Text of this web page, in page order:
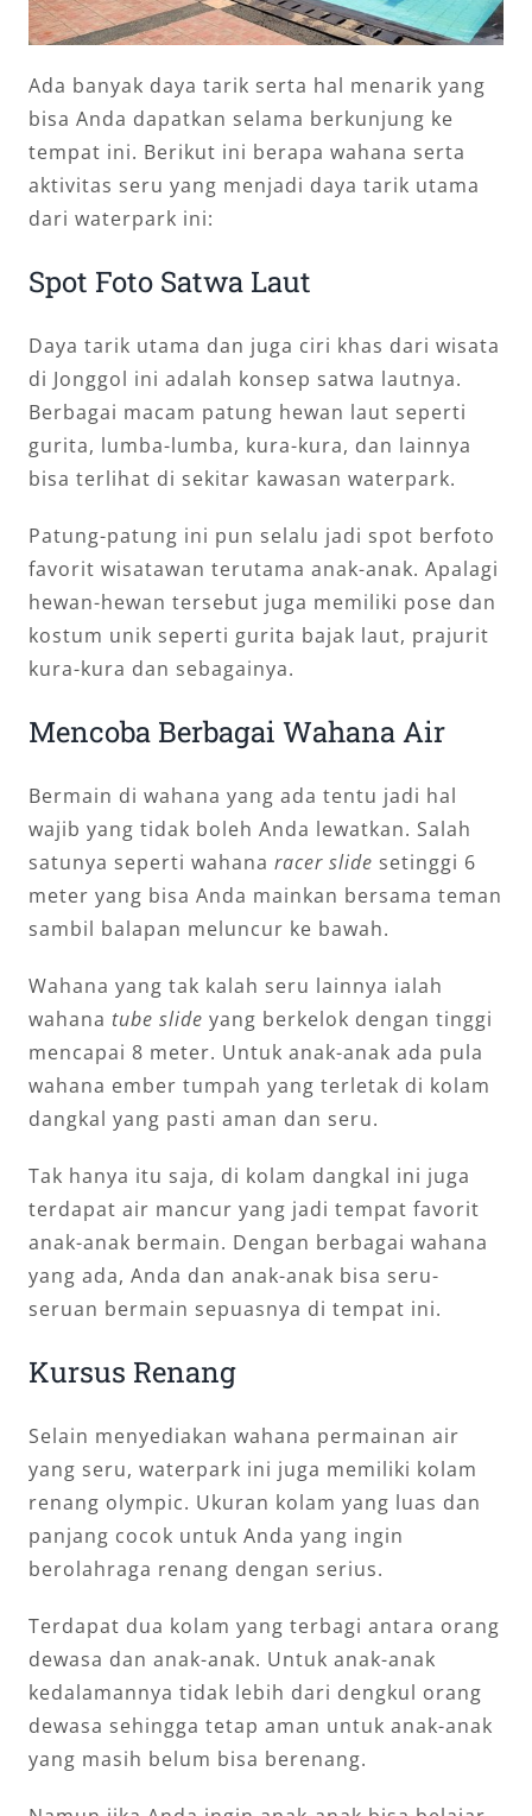
Ada banyak daya tarik serta hal menarik yang
bisa Anda dapatkan selama berkunjung ke
tempat ini. Berikut ini berapa wahana serta
aktivitas seru yang menjadi daya tarik utama
dari waterpark ini:
Spot Foto Satwa Laut
Daya tarik utama dan juga ciri khas dari wisata
di Jonggol ini adalah konsep satwa lautnya.
Berbagai macam patung hewan laut seperti
gurita, lumba-lumba, kura-kura, dan lainnya
bisa terlihat di sekitar kawasan waterpark.
Patung-patung ini pun selalu jadi spot berfoto
favorit wisatawan terutama anak-anak. Apalagi
hewan-hewan tersebut juga memiliki pose dan
kostum unik seperti gurita bajak laut, prajurit
kura-kura dan sebagainya.
Mencoba Berbagai Wahana Air
Bermain di wahana yang ada tentu jadi hal
wajib yang tidak boleh Anda lewatkan. Salah
satunya seperti wahana racer slide setinggi 6
meter yang bisa Anda mainkan bersama teman
sambil balapan meluncur ke bawah.
Wahana yang tak kalah seru lainnya ialah
wahana tube slide yang berkelok dengan tinggi
mencapai 8 meter. Untuk anak-anak ada pula
wahana ember tumpah yang terletak di kolam
dangkal yang pasti aman dan seru.
Tak hanya itu saja, di kolam dangkal ini juga
terdapat air mancur yang jadi tempat favorit
anak-anak bermain. Dengan berbagai wahana
yang ada, Anda dan anak-anak bisa seru-
seruan bermain sepuasnya di tempat ini.
Kursus Renang
Selain menyediakan wahana permainan air
yang seru, waterpark ini juga memiliki kolam
renang olympic. Ukuran kolam yang luas dan
panjang cocok untuk Anda yang ingin
berolahraga renang dengan serius.
Terdapat dua kolam yang terbagi antara orang
dewasa dan anak-anak. Untuk anak-anak
kedalamannya tidak lebih dari dengkul orang
dewasa sehingga tetap aman untuk anak-anak
yang masih belum bisa berenang.